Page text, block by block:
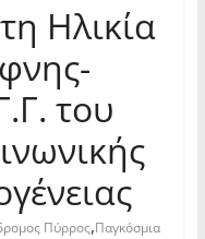
Ηλικία
του
Πύρρος,Παγκόσμια